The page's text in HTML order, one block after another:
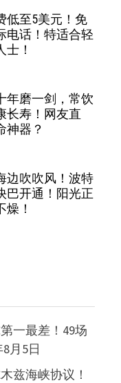
低至5美元！免
电话！特适合轻
士！
年磨一剑，常饮
长寿！网友直
神器？
边吹吹风！波特
巴开通！阳光正
燥！
一最差！49场
8月5日
兹海峡协议！